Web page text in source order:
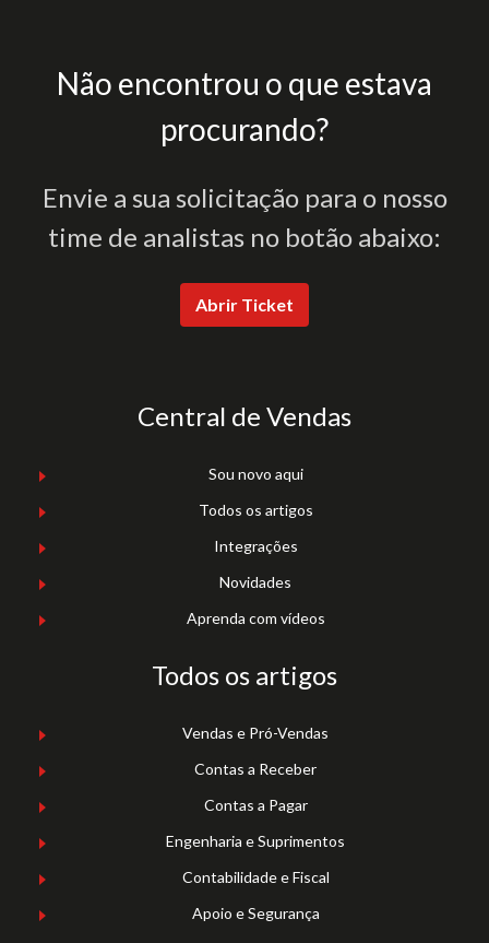
Não encontrou o que estava
procurando?
Envie a sua solicitação para o nosso
time de analistas no botão abaixo:
Abrir Ticket
Central de Vendas
Sou novo aqui
Todos os artigos
Integrações
Novidades
Aprenda com vídeos
Todos os artigos
Vendas e Pró-Vendas
Contas a Receber
Contas a Pagar
Engenharia e Suprimentos
Contabilidade e Fiscal
Apoio e Segurança